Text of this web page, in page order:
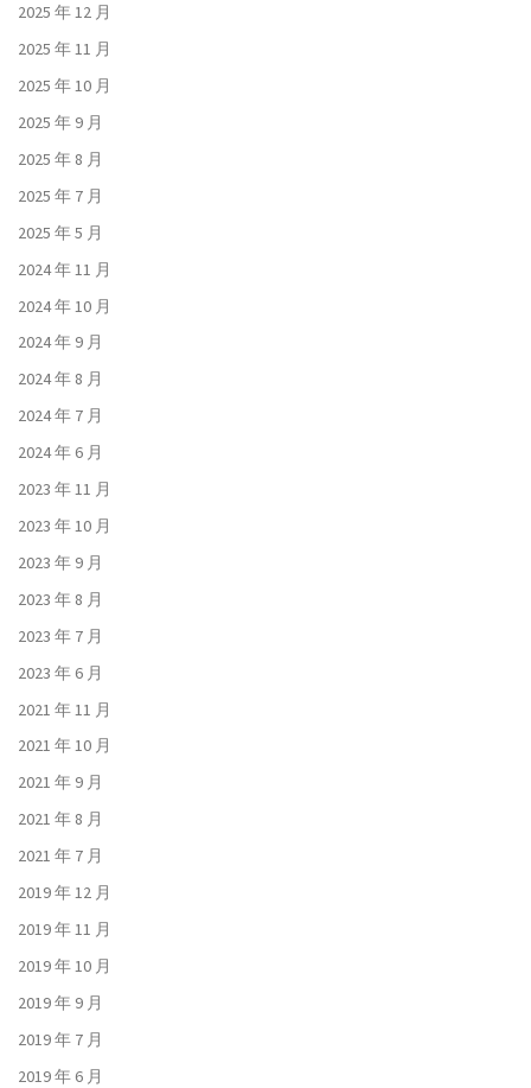
2025 年 12 月
2025 年 11 月
2025 年 10 月
2025 年 9 月
2025 年 8 月
2025 年 7 月
2025 年 5 月
2024 年 11 月
2024 年 10 月
2024 年 9 月
2024 年 8 月
2024 年 7 月
2024 年 6 月
2023 年 11 月
2023 年 10 月
2023 年 9 月
2023 年 8 月
2023 年 7 月
2023 年 6 月
2021 年 11 月
2021 年 10 月
2021 年 9 月
2021 年 8 月
2021 年 7 月
2019 年 12 月
2019 年 11 月
2019 年 10 月
2019 年 9 月
2019 年 7 月
2019 年 6 月